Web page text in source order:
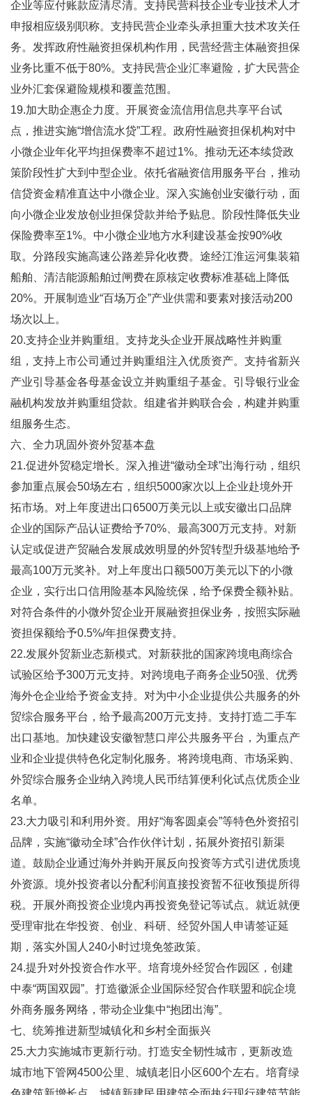
企业等应付账款应清尽清。支持民营科技企业专业技术人才
申报相应级别职称。支持民营企业牵头承担重大技术攻关任
务。发挥政府性融资担保机构作用，民营经营主体融资担保
业务比重不低于80%。支持民营企业汇率避险，扩大民营企
业外汇套保避险规模和覆盖范围。
19.加大助企惠企力度。开展资金流信用信息共享平台试
点，推进实施“增信流水贷”工程。政府性融资担保机构对中
小微企业年化平均担保费率不超过1%。推动无还本续贷政
策阶段性扩大到中型企业。依托省融资信用服务平台，推动
信贷资金精准直达中小微企业。深入实施创业安徽行动，面
向小微企业发放创业担保贷款并给予贴息。阶段性降低失业
保险费率至1%。中小微企业地方水利建设基金按90%收
取。分路段实施高速公路差异化收费。途经江淮运河集装箱
船舶、清洁能源船舶过闸费在原核定收费标准基础上降低
20%。开展制造业“百场万企”产业供需和要素对接活动200
场次以上。
20.支持企业并购重组。支持龙头企业开展战略性并购重
组，支持上市公司通过并购重组注入优质资产。支持省新兴
产业引导基金各母基金设立并购重组子基金。引导银行业金
融机构发放并购重组贷款。组建省并购联合会，构建并购重
组服务生态。
六、全力巩固外资外贸基本盘
21.促进外贸稳定增长。深入推进“徽动全球”出海行动，组织
参加重点展会50场左右，组织5000家次以上企业赴境外开
拓市场。对上年度进出口6500万美元以上或安徽出口品牌
企业的国际产品认证费给予70%、最高300万元支持。对新
认定或促进产贸融合发展成效明显的外贸转型升级基地给予
最高100万元奖补。对上年度出口额500万美元以下的小微
企业，实行出口信用险基本风险统保，给予保费全额补贴。
对符合条件的小微外贸企业开展融资担保业务，按照实际融
资担保额给予0.5%/年担保费支持。
22.发展外贸新业态新模式。对新获批的国家跨境电商综合
试验区给予300万元支持。对跨境电子商务企业50强、优秀
海外仓企业给予资金支持。对为中小企业提供公共服务的外
贸综合服务平台，给予最高200万元支持。支持打造二手车
出口基地。加快建设安徽智慧口岸公共服务平台，为重点产
业和企业提供特色化定制化服务。将跨境电商、市场采购、
外贸综合服务企业纳入跨境人民币结算便利化试点优质企业
名单。
23.大力吸引和利用外资。用好“海客圆桌会”等特色外资招引
品牌，实施“徽动全球”合作伙伴计划，拓展外资招引新渠
道。鼓励企业通过海外并购开展反向投资等方式引进优质境
外资源。境外投资者以分配利润直接投资暂不征收预提所得
税。开展外商投资企业境内再投资免登记等试点。就近就便
受理审批在华投资、创业、科研、经贸外国人申请签证延
期，落实外国人240小时过境免签政策。
24.提升对外投资合作水平。培育境外经贸合作园区，创建
中泰“两国双园”。打造徽派企业国际经贸合作联盟和皖企境
外商务服务网络，带动企业集中“抱团出海”。
七、统筹推进新型城镇化和乡村全面振兴
25.大力实施城市更新行动。打造安全韧性城市，更新改造
城市地下管网4500公里、城镇老旧小区600个左右。培育绿